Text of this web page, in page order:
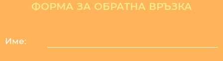
ФОРМА ЗА ОБРАТНА ВРЪЗКА
Име: